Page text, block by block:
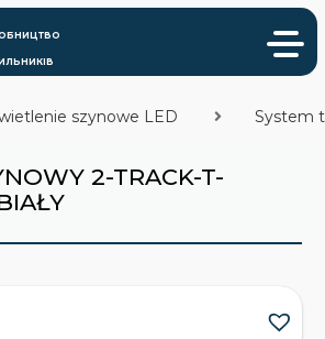
2-TRACK-T-
szynowe LED System